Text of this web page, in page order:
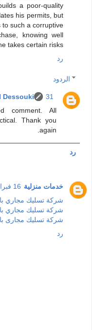
a poor-quality
his permits, but
such a corruptive
knowing well
takes certain risks.
رد
الردود
Dessouki
31 يوليو 2012 في 4:50 م
comment. All
Thank you
again.
رد
خدمات منزلية 16 فبراير 2021 في 9:16 م
شركة تسليك مجاري
شركة تسليك مجاري
شركة تسليك مجارى
رد